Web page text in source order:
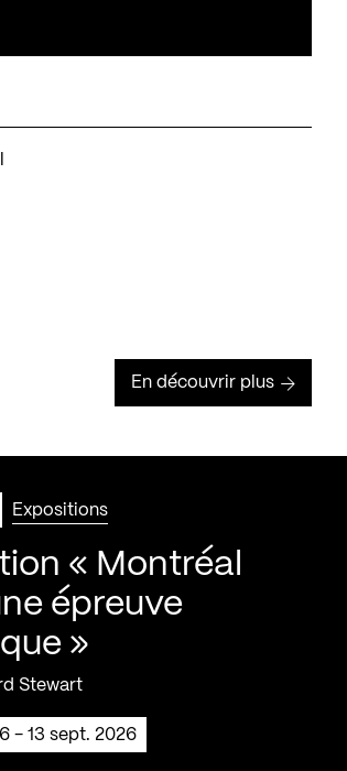
En découvrir plus
Expositions
« Montréal
épreuve
»
Stewart
- 13 sept. 2026